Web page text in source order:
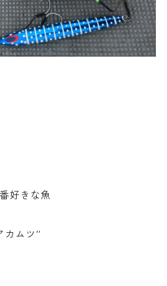
好きな魚
カムツ”